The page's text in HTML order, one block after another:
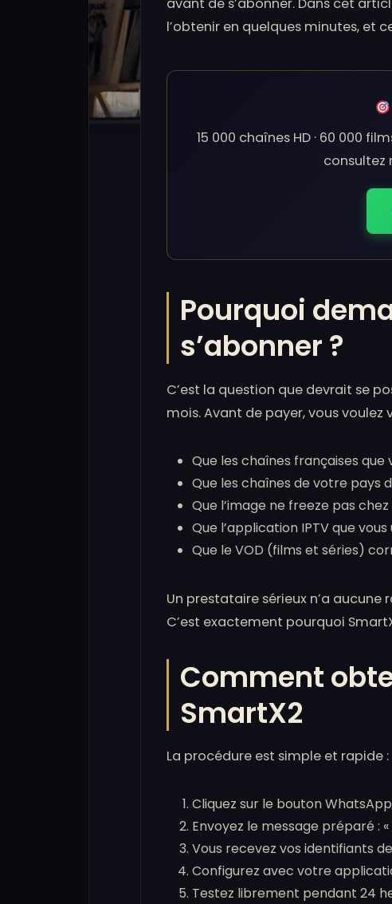
l’obtenir en quelques minutes, et
15 000 chaînes HD · 60 000
consultez
Pourquoi
s’abonner ?
C’est la question que devrait se
mois. Avant de payer, vous voulez
Que les chaînes françaises
Que les chaînes de votre pays
Que l’image ne freeze pas
Que l’application IPTV que
Que le VOD (films et séries)
Un prestataire sérieux n’a
C’est exactement pourquoi
Comment
SmartX2
La procédure est simple et rapide :
Cliquez sur le bouton
Envoyez le message préparé :
Vous recevez vos identifiants
Configurez avec votre
Testez librement pendant 24